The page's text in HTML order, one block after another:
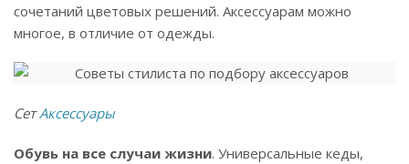
сочетаний цветовых решений. Аксессуарам можно
многое, в отличие от одежды.
СетАксессуары
Обувь на все случаи жизни. Универсальные кеды,